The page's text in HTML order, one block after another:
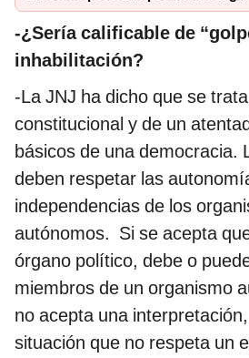
-¿Sería calificable de
inhabilitación?
-La JNJ ha dicho que se
constitucional y de un
básicos de una democracia.
deben respetar las
independencias de los
autónomos. Si se acepta
órgano político, debe o
miembros de un organismo
no acepta una
situación que no respeta un